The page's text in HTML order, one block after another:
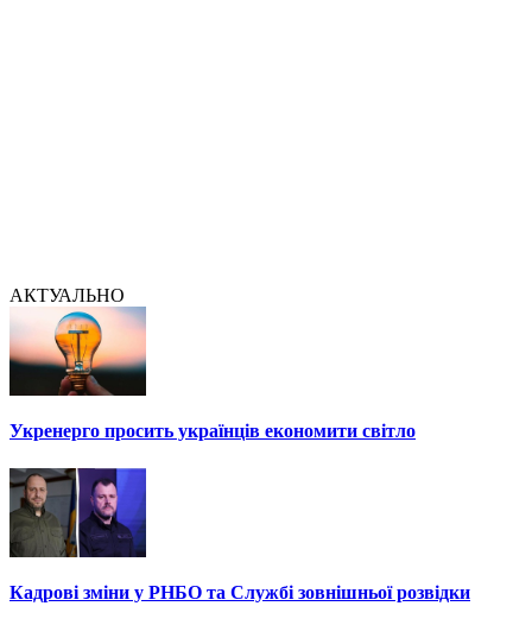
АКТУАЛЬНО
Укренерго просить українців економити світло
Кадрові зміни у РНБО та Службі зовнішньої розвідки